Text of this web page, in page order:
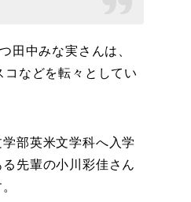
田中みな実さんは、
などを転々としてい
部英米文学科へ入学
先輩の小川彩佳さん